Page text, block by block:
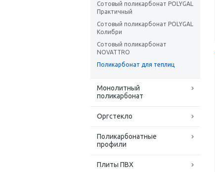
Сотовый поликарбонат POLYGAL
Практичный
Сотовый поликарбонат POLYGAL
Колибри
Сотовый поликарбонат
NOVATTRO
Поликарбонат для теплиц
Монолитный
поликарбонат
Оргстекло
Поликарбонатные
профили
Плиты ПВХ